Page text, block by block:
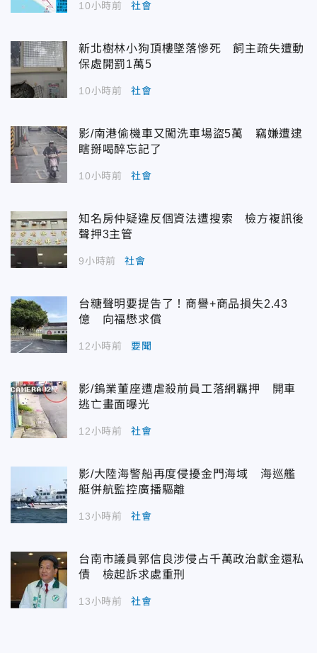
10小時前 社會
新北樹林小狗頂樓墜落慘死 飼主疏失遭動
保處開罰1萬5
10小時前 社會
影/南港偷機車又闖洗車場盜5萬 竊嫌遭逮
瞎掰喝醉忘記了
10小時前 社會
知名房仲疑違反個資法遭搜索 檢方複訊後
聲押3主管
9小時前 社會
台糖聲明要提告了！商譽+商品損失2.43
億 向福懋求償
12小時前 要聞
影/鎢業董座遭虐殺前員工落網羈押 開車
逃亡畫面曝光
12小時前 社會
影/大陸海警船再度侵擾金門海域 海巡艦
艇併航監控廣播驅離
13小時前 社會
台南市議員郭信良涉侵占千萬政治獻金還私
債 檢起訴求處重刑
13小時前 社會